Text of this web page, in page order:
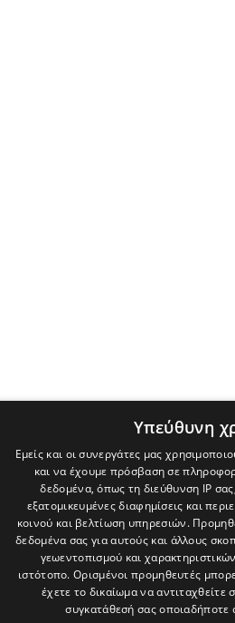
Υπεύθυνη
Εμείς και οι συνεργάτες μας
και να έχουμε πρόσβαση σε
δεδομένα, όπως τη διεύθυνση IP
εξατομικευμένες διαφημίσεις και
κοινού και βελτίωση υπηρεσιών.
δεδομένα σας για αυτούς και άλλους
γεωεντοπισμού και
ιστότοπο. Ορισμένοι προμηθευτές
έχετε το δικαίωμα να αντιταχθείτε
συγκατάθεσή σας οποιαδήποτε